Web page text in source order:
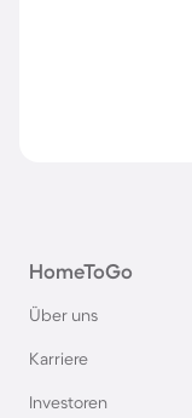
HomeToGo
Über uns
Karriere
Investoren